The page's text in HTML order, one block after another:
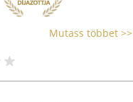
Mutass többet >>